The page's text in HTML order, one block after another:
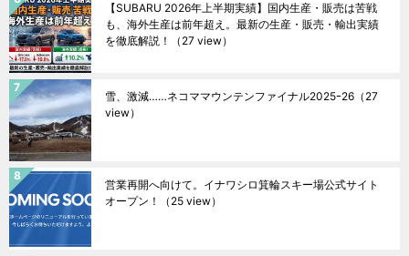
【SUBARU 2026年上半期実績】国内生産・販売は苦戦
も、海外生産は前年超え。最新の生産・販売・輸出実績
を徹底解説！
（27 view）
雪、激減……ネコママウンテンファイナル2025ｰ26 （27
view）
営業再開へ向けて。イナワシロ箕輪スキー場公式サイト
オープン！
（25 view）